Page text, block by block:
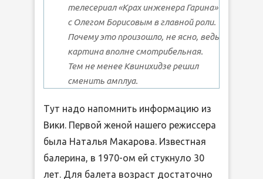
телесериал «Крах инженера Гарина»
с Олегом Борисовым в главной роли.
Почему это произошло, не ясно, ведь
картина вполне смотрибельная.
Тем не менее Квинихидзе решил
сменить амплуа.
Тут надо напомнить информацию из
Вики. Первой женой нашего режиссера
была Наталья Макарова. Известная
балерина, в 1970-ом ей стукнуло 30
лет. Для балета возраст достаточно